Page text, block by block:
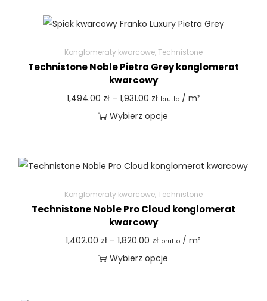
Konglomeraty kwarcowe,Technistone
Technistone Noble Pietra Grey konglomerat
kwarcowy
1,494.00 zł – 1,931.00 zł brutto/ m²
Wybierz opcje
Konglomeraty kwarcowe,Technistone
Technistone Noble Pro Cloud konglomerat
kwarcowy
1,402.00 zł – 1,820.00 zł brutto / m²
Wybierz opcje